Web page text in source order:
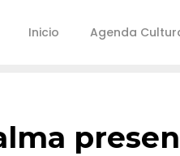
Inicio Agenda